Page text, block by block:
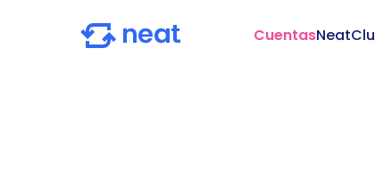
Cuentas